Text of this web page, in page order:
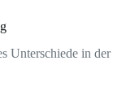
Unterschiede in der